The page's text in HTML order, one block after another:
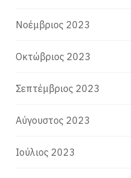
Νοέμβριος 2023
Οκτώβριος 2023
Σεπτέμβριος 2023
Αύγουστος 2023
Ιούλιος 2023